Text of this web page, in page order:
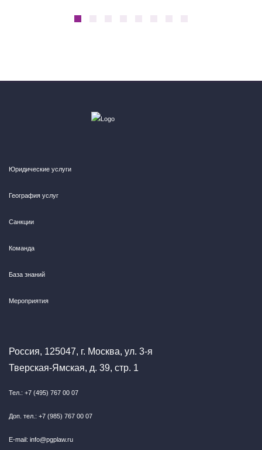
Юридические услуги
География услуг
Санкции
Команда
База знаний
Мероприятия
Россия, 125047, г. Москва, ул. 3-я
Тверская-Ямская, д. 39, стр. 1
Тел.: +7 (495) 767 00 07
Доп. тел.: +7 (985) 767 00 07
E-mail: info@pgplaw.ru